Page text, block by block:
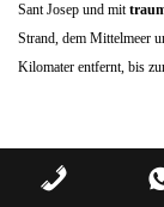
Sant Josep und mit
Strand, dem Mittelmeer
Kilomater entfernt, bis
CALA